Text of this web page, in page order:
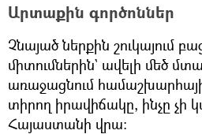
Արտաքին գործոններ
Չնայած ներքին շուկայում
միտումներին` ավելի մեծ
առաջացնում
տիրող իրավիճակը, ինչը չի
Հայաստանի վրա։